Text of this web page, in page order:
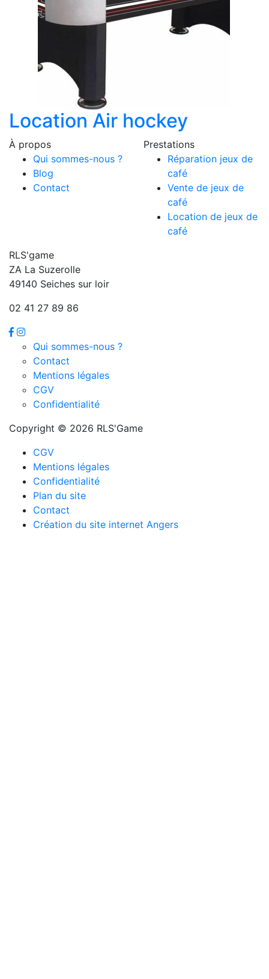
Location Air hockey
À propos
Qui sommes-nous ?
Blog
Contact
Prestations
Réparation jeux de
café
Vente de jeux de
café
Location de jeux de
café
RLS'game
ZA La Suzerolle
49140 Seiches sur loir
02 41 27 89 86
Qui sommes-nous ?
Contact
Mentions légales
CGV
Confidentialité
Copyright © 2026 RLS'Game
CGV
Mentions légales
Confidentialité
Plan du site
Contact
Création du site internet Angers